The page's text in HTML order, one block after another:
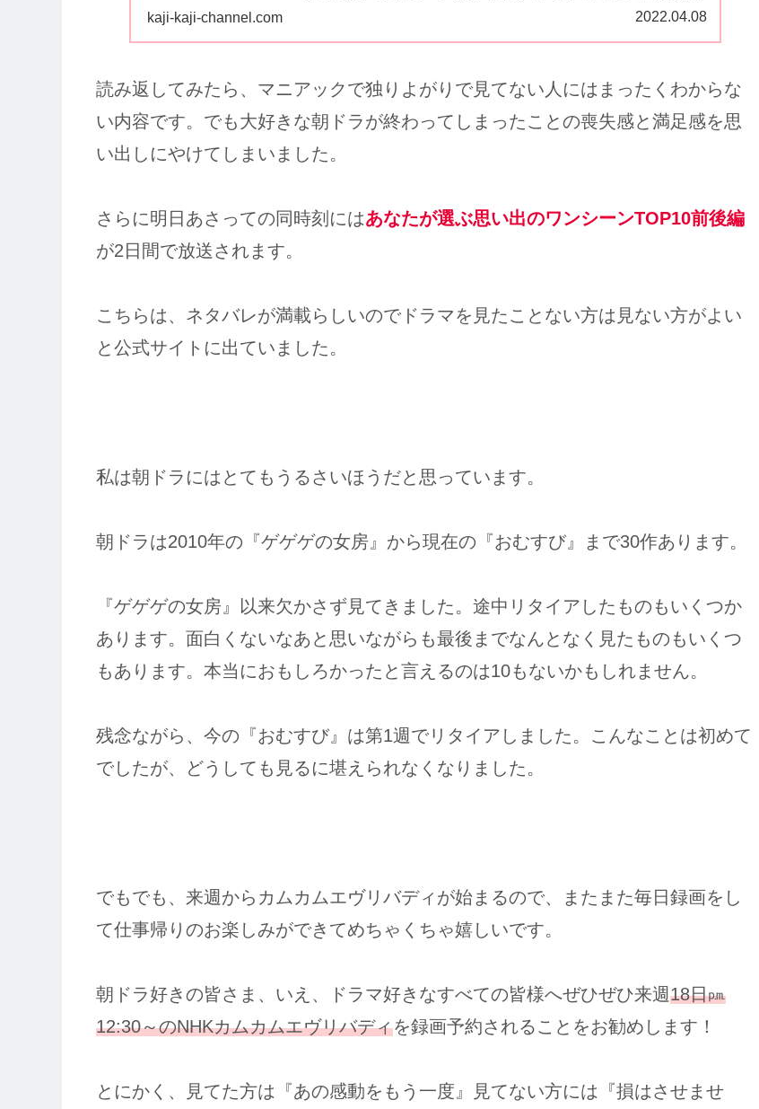
kaji-kaji-channel.com 2022.04.08
読み返してみたら、マニアックで独りよがりで見てない人にはまったくわからな
い内容です。でも大好きな朝ドラが終わってしまったことの喪失感と満足感を思
い出しにやけてしまいました。
さらに明日あさっての同時刻にはあなたが選ぶ思い出のワンシーンTOP10前後編
が2日間で放送されます。
こちらは、ネタバレが満載らしいのでドラマを見たことない方は見ない方がよい
と公式サイトに出ていました。
私は朝ドラにはとてもうるさいほうだと思っています。
朝ドラは2010年の『ゲゲゲの女房』から現在の『おむすび』まで30作あります。
『ゲゲゲの女房』以来欠かさず見てきました。途中リタイアしたものもいくつか
あります。面白くないなあと思いながらも最後までなんとなく見たものもいくつ
もあります。本当におもしろかったと言えるのは10もないかもしれません。
残念ながら、今の『おむすび』は第1週でリタイアしました。こんなことは初めて
でしたが、どうしても見るに堪えられなくなりました。
でもでも、来週からカムカムエヴリバディが始まるので、またまた毎日録画をし
て仕事帰りのお楽しみができてめちゃくちゃ嬉しいです。
朝ドラ好きの皆さま、いえ、ドラマ好きなすべての皆様へぜひぜひ来週18日㏘
12:30～のNHKカムカムエヴリバディを録画予約されることをお勧めします！
とにかく、見てた方は『あの感動をもう一度』見てない方には『損はさせませ